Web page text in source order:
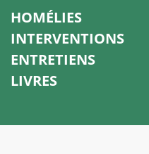
HOMÉLIES
INTERVENTIONS
ENTRETIENS
LIVRES